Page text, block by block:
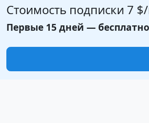
Стоимость подписки 7 $
Первые 15 дней —